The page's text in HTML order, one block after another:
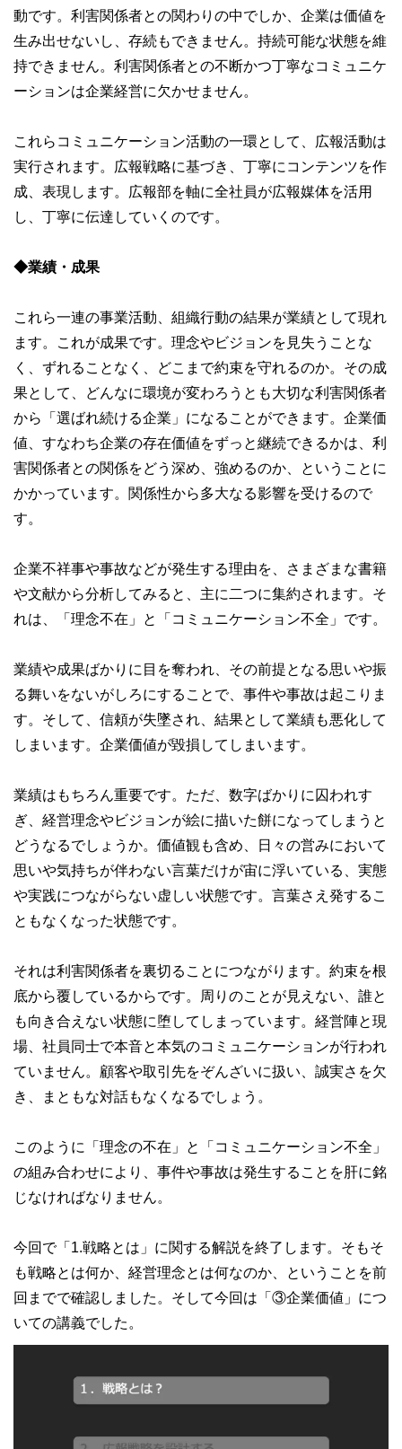
動です。利害関係者との関わりの中でしか、企業は価値を
生み出せないし、存続もできません。持続可能な状態を維
持できません。利害関係者との不断かつ丁寧なコミュニケ
ーションは企業経営に欠かせません。
これらコミュニケーション活動の一環として、広報活動は
実行されます。広報戦略に基づき、丁寧にコンテンツを作
成、表現します。広報部を軸に全社員が広報媒体を活用
し、丁寧に伝達していくのです。
◆業績・成果
これら一連の事業活動、組織行動の結果が業績として現れ
ます。これが成果です。理念やビジョンを見失うことな
く、ずれることなく、どこまで約束を守れるのか。その成
果として、どんなに環境が変わろうとも大切な利害関係者
から「選ばれ続ける企業」になることができます。企業価
値、すなわち企業の存在価値をずっと継続できるかは、利
害関係者との関係をどう深め、強めるのか、ということに
かかっています。関係性から多大なる影響を受けるので
す。
企業不祥事や事故などが発生する理由を、さまざまな書籍
や文献から分析してみると、主に二つに集約されます。そ
れは、「理念不在」と「コミュニケーション不全」です。
業績や成果ばかりに目を奪われ、その前提となる思いや振
る舞いをないがしろにすることで、事件や事故は起こりま
す。そして、信頼が失墜され、結果として業績も悪化して
しまいます。企業価値が毀損してしまいます。
業績はもちろん重要です。ただ、数字ばかりに囚われす
ぎ、経営理念やビジョンが絵に描いた餅になってしまうと
どうなるでしょうか。価値観も含め、日々の営みにおいて
思いや気持ちが伴わない言葉だけが宙に浮いている、実態
や実践につながらない虚しい状態です。言葉さえ発するこ
ともなくなった状態です。
それは利害関係者を裏切ることにつながります。約束を根
底から覆しているからです。周りのことが見えない、誰と
も向き合えない状態に堕してしまっています。経営陣と現
場、社員同士で本音と本気のコミュニケーションが行われ
ていません。顧客や取引先をぞんざいに扱い、誠実さを欠
き、まともな対話もなくなるでしょう。
このように「理念の不在」と「コミュニケーション不全」
の組み合わせにより、事件や事故は発生することを肝に銘
じなければなりません。
今回で「1.戦略とは」に関する解説を終了します。そもそ
も戦略とは何か、経営理念とは何なのか、ということを前
回までで確認しました。そして今回は「③企業価値」につ
いての講義でした。